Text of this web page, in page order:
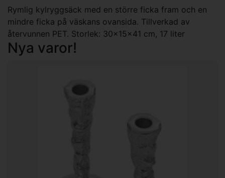
Rymlig kylryggsäck med en större ficka fram och en
mindre ficka på väskans ovansida. Tillverkad av
återvunnen PET. Storlek: 30x15x41 cm, 17 liter
Nya varor!